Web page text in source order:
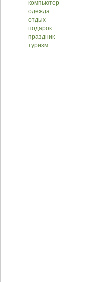
компьютер
одежда
отдых
подарок
праздник
туризм